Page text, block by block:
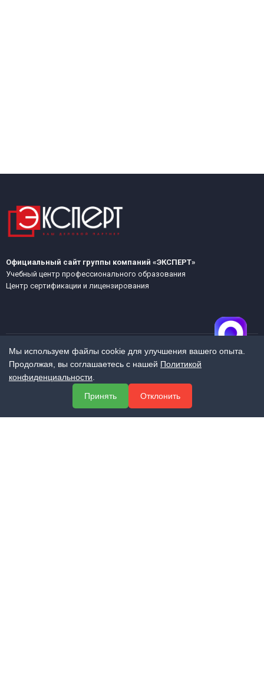
Официальный сайт группы компаний «ЭКСПЕРТ»
Учебный центр профессионального образования
Центр сертификации и лицензирования
МЕНЮ
Мы используем файлы cookie для улучшения вашего опыта.
Продолжая, вы соглашаетесь с нашей Политикой
конфиденциальности
Принять
Отклонить